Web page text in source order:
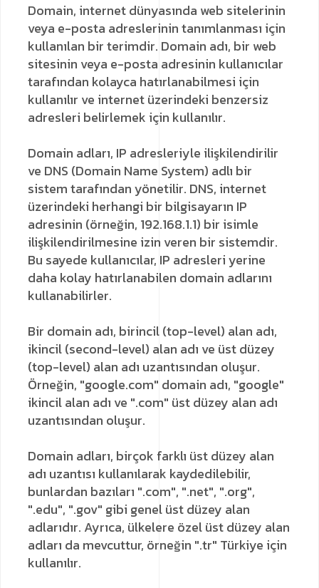
Domain, internet dünyasında web sitelerinin
veya e-posta adreslerinin tanımlanması için
kullanılan bir terimdir. Domain adı, bir web
sitesinin veya e-posta adresinin kullanıcılar
tarafından kolayca hatırlanabilmesi için
kullanılır ve internet üzerindeki benzersiz
adresleri belirlemek için kullanılır.
Domain adları, IP adresleriyle ilişkilendirilir
ve DNS (Domain Name System) adlı bir
sistem tarafından yönetilir. DNS, internet
üzerindeki herhangi bir bilgisayarın IP
adresinin (örneğin, 192.168.1.1) bir isimle
ilişkilendirilmesine izin veren bir sistemdir.
Bu sayede kullanıcılar, IP adresleri yerine
daha kolay hatırlanabilen domain adlarını
kullanabilirler.
Bir domain adı, birincil (top-level) alan adı,
ikincil (second-level) alan adı ve üst düzey
(top-level) alan adı uzantısından oluşur.
Örneğin, "google.com" domain adı, "google"
ikincil alan adı ve ".com" üst düzey alan adı
uzantısından oluşur.
Domain adları, birçok farklı üst düzey alan
adı uzantısı kullanılarak kaydedilebilir,
bunlardan bazıları ".com", ".net", ".org",
".edu", ".gov" gibi genel üst düzey alan
adlarıdır. Ayrıca, ülkelere özel üst düzey alan
adları da mevcuttur, örneğin ".tr" Türkiye için
kullanılır.